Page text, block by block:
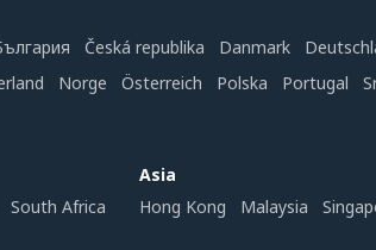
Česká republika Danmark
Norge Österreich Polska Portugal
South Africa
Asia
Hong Kong
Malaysia